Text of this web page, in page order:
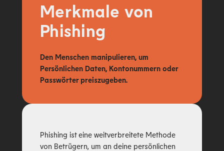
Merkmale von
Phishing
Den Menschen manipulieren, um
Persönlichen Daten, Kontonummern oder
Passwörter preiszugeben.
Phishing ist eine weitverbreitete Methode
von Betrügern, um an deine persönlichen